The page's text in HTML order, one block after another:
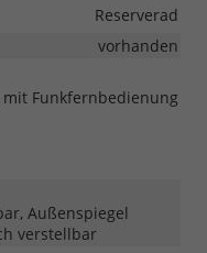
Reserverad
vorhanden
Funkfernbedienung
Außenspiegel
verstellbar